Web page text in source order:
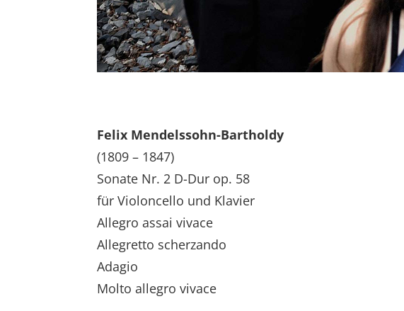
Felix Mendelssohn-Bartholdy
(1809 – 1847)
Sonate Nr. 2 D-Dur op. 58
für Violoncello und Klavier
Allegro assai vivace
Allegretto scherzando
Adagio
Molto allegro vivace